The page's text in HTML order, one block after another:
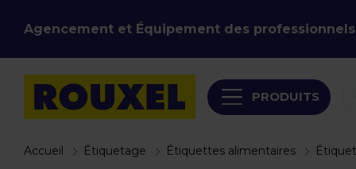
Agencement et Équipement des professionnels
PRODUITS
Accueil Étiquetage Étiquettes alimentaires